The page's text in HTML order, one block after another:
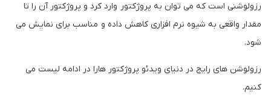
رزولوشنی است که می توان به پروژکتور وارد کرد و پروژکتور آن را تا
مقدار واقعی به شیوه نرم افزاری کاهش داده و مناسب برای نمایش می
شود.
رزولوشن های رایج در دنیای ویدئو پروژکتور هارا در ادامه لیست می
کنیم.